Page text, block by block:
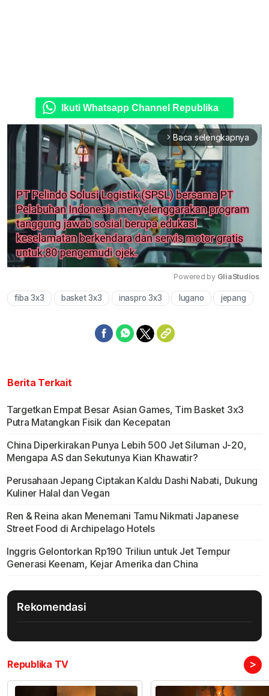
Ikuti Whatsapp Channel Republika
arrow_forward_ios Baca selengkapnya
Mute
Powered by GliaStudios
fiba 3x3 basket 3x3 inaspro 3x3 lugano jepang
Berita Terkait
Targetkan Empat Besar Asian Games, Tim Basket 3x3
Putra Matangkan Fisik dan Kecepatan
China Diperkirakan Punya Lebih 500 Jet Siluman J-20,
Mengapa AS dan Sekutunya Kian Khawatir?
Perusahaan Jepang Ciptakan Kaldu Dashi Nabati, Dukung
Kuliner Halal dan Vegan
Ren & Reina akan Menemani Tamu Nikmati Japanese
Street Food di Archipelago Hotels
Inggris Gelontorkan Rp190 Triliun untuk Jet Tempur
Generasi Keenam, Kejar Amerika dan China
Rekomendasi
Republika TV >